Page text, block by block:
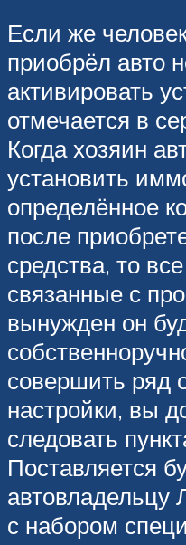
Если же
приобрёл авто
активировать
отмечается в
Когда хозяин
установить
определённое
после
средства, то
связанные с
вынужден он
совершить ряд
настройки, вы
следовать
Поставляется
автовладельцу
с набором